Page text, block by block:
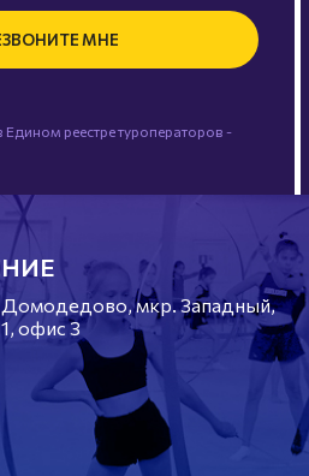
МНЕ
реестре туроператоров -
мкр. Западный,
офис 3